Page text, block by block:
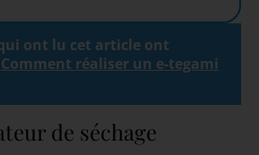
ont lu cet article ont
Comment réaliser un e-tegami
de séchage